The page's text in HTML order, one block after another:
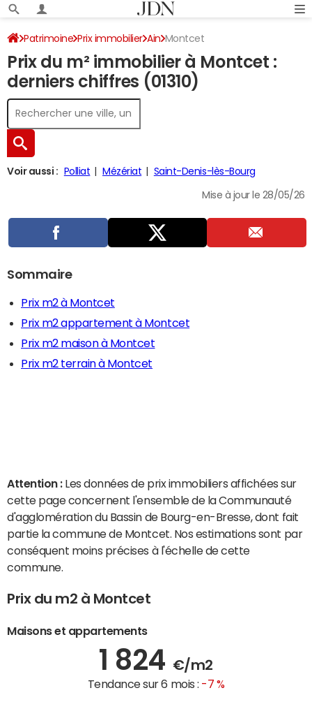
Patrimoine Prix immobilier Ain Montcet
Prix du m² immobilier à Montcet :
derniers chiffres (01310)
Voir aussi : Polliat Mézériat Saint-Denis-lès-Bourg
Mise à jour le 28/05/26
Sommaire
Prix m2 à Montcet
Prix m2 appartement à Montcet
Prix m2 maison à Montcet
Prix m2 terrain à Montcet
Attention : Les données de prix immobiliers affichées sur
cette page concernent l'ensemble de la Communauté
d'agglomération du Bassin de Bourg-en-Bresse, dont fait
partie la commune de Montcet. Nos estimations sont par
conséquent moins précises à l'échelle de cette
commune.
Prix du m2 à Montcet
Maisons et appartements
1 824 €/m2
Tendance sur 6 mois : -7 %